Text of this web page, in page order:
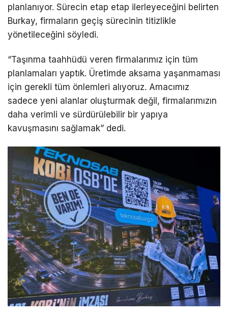
planlanıyor. Sürecin etap etap ilerleyeceğini belirten
Burkay, firmaların geçiş sürecinin titizlikle
yönetileceğini söyledi.
“Taşınma taahhüdü veren firmalarımız için tüm
planlamaları yaptık. Üretimde aksama yaşanmaması
için gerekli tüm önlemleri alıyoruz. Amacımız
sadece yeni alanlar oluşturmak değil, firmalarımızın
daha verimli ve sürdürülebilir bir yapıya
kavuşmasını sağlamak” dedi.